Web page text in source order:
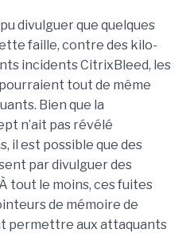
divulguer que quelques
faille, contre des kilo-
incidents CitrixBleed, les
tout de même
Bien que la
n’ait pas révélé
il est possible que des
par divulguer des
tout le moins, ces fuites
de mémoire de
permettre aux attaquants